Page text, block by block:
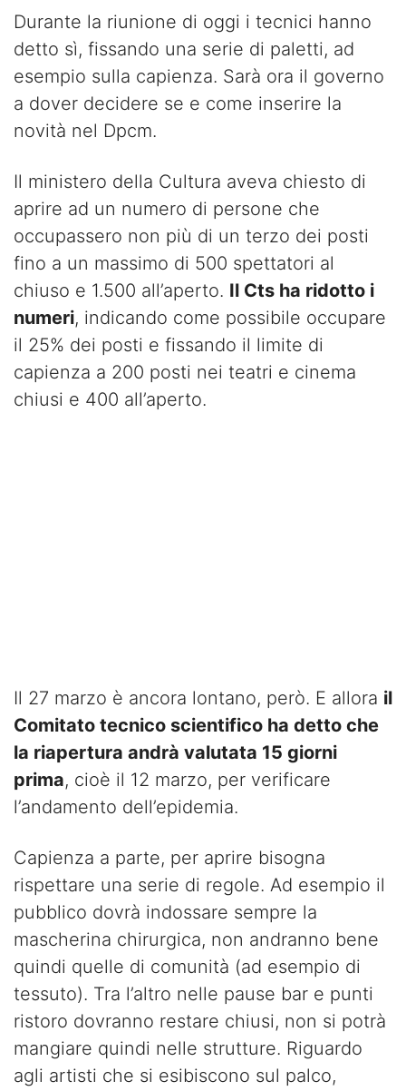
Durante la riunione di oggi i tecnici hanno
detto sì, fissando una serie di paletti, ad
esempio sulla capienza. Sarà ora il governo
a dover decidere se e come inserire la
novità nel Dpcm.
Il ministero della Cultura aveva chiesto di
aprire ad un numero di persone che
occupassero non più di un terzo dei posti
fino a un massimo di 500 spettatori al
chiuso e 1.500 all’aperto. Il Cts ha ridotto i
numeri, indicando come possibile occupare
il 25% dei posti e fissando il limite di
capienza a 200 posti nei teatri e cinema
chiusi e 400 all’aperto.
Il 27 marzo è ancora lontano, però. E allora il
Comitato tecnico scientifico ha detto che
la riapertura andrà valutata 15 giorni
prima, cioè il 12 marzo, per verificare
l’andamento dell’epidemia.
Capienza a parte, per aprire bisogna
rispettare una serie di regole. Ad esempio il
pubblico dovrà indossare sempre la
mascherina chirurgica, non andranno bene
quindi quelle di comunità (ad esempio di
tessuto). Tra l’altro nelle pause bar e punti
ristoro dovranno restare chiusi, non si potrà
mangiare quindi nelle strutture. Riguardo
agli artisti che si esibiscono sul palco,